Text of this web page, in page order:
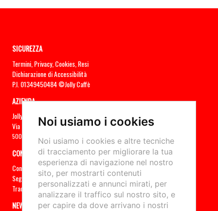
Noi usiamo i cookies
Noi usiamo i cookies e altre tecniche
di tracciamento per migliorare la tua
esperienza di navigazione nel nostro
sito, per mostrarti contenuti
personalizzati e annunci mirati, per
analizzare il traffico sul nostro sito, e
per capire da dove arrivano i nostri
SICUREZZA
Termini Privacy, Cookies Resi
Dichiarazione di Accessibilità
P.I. 01349450484©Jolly Caffè
AZIENDA
Jolly Caffè
Via di Vacciano 9/13
50012 Bagno a Ripoli (FI) - 055645588
CONTATTI
Contattaci
Seguici sui Social:
Traccia il tuo ordine
NEWSLETTER